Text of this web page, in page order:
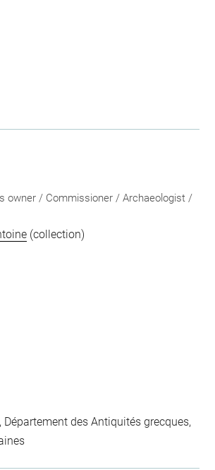
owner / Commissioner / Archaeologist /
(collection)
Département des Antiquités grecques,